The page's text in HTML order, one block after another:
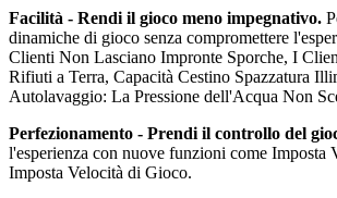
Facilità - Rendi il gioco meno impegnativo.
dinamiche di gioco senza compromettere
Clienti Non Lasciano Impronte Sporche, I
Rifiuti a Terra, Capacità Cestino Spazzatura
Autolavaggio: La Pressione dell'Acqua Non
Perfezionamento - Prendi il controllo del
l'esperienza con nuove funzioni come Imposta
Imposta Velocità di Gioco.